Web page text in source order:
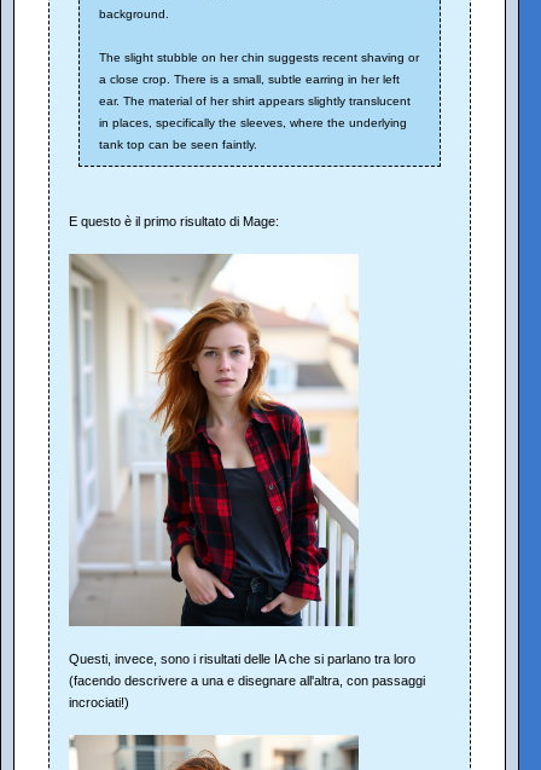
background.
The slight stubble on her chin suggests recent shaving or
a close crop. There is a small, subtle earring in her left
ear. The material of her shirt appears slightly translucent
in places, specifically the sleeves, where the underlying
tank top can be seen faintly.
E questo è il primo risultato di Mage:
Questi, invece, sono i risultati delle IA che si parlano tra loro
(facendo descrivere a una e disegnare all'altra, con passaggi
incrociati!)